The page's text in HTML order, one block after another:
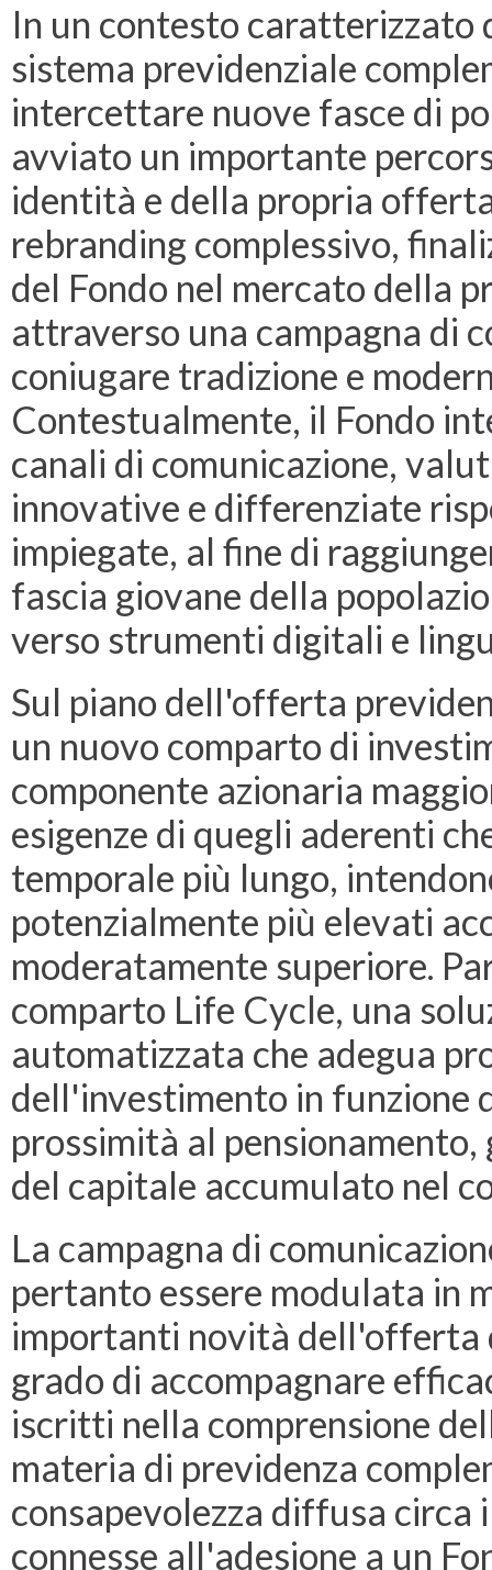
In un contesto
sistema previdenziale
intercettare nuove fasce di
avviato un importante
identità e della propria
rebranding complessivo,
del Fondo nel mercato della
attraverso una campagna di
coniugare tradizione e
Contestualmente, il Fondo
canali di comunicazione,
innovative e differenziate
impiegate, al fine di
fascia giovane della
verso strumenti digitali e
Sul piano dell'offerta
un nuovo comparto di
componente azionaria
esigenze di quegli aderenti
temporale più lungo,
potenzialmente più elevati
moderatamente superiore.
comparto Life Cycle, una
automatizzata che adegua
dell'investimento in funzione
prossimità al
del capitale accumulato nel
La campagna di
pertanto essere modulata in
importanti novità dell'offerta
grado di accompagnare
iscritti nella comprensione
materia di previdenza
consapevolezza diffusa
connesse all'adesione a un